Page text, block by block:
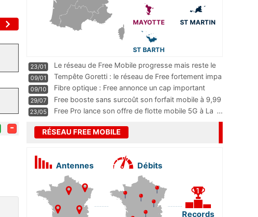
-
MAYOTTE ST MARTIN
ST BARTH
23/01
Le réseau de Free Mobile progresse mais reste le
m
...
09/01
Tempête Goretti : le réseau de Free fortement impa
09/10
Fibre optique : Free annonce un cap important
pass
...
29/07
Free booste sans surcoût son forfait mobile à 9,99
23/05 Free Pro lance son offre de flotte mobile 5G à La ...
RÉSEAU FREE MOBILE
Antennes Débits
Records